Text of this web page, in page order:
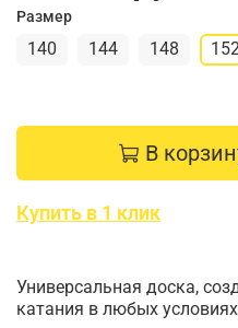
Размер
140 144 148
В
Купить в 1 клик
Универсальная доска,
катания в любых